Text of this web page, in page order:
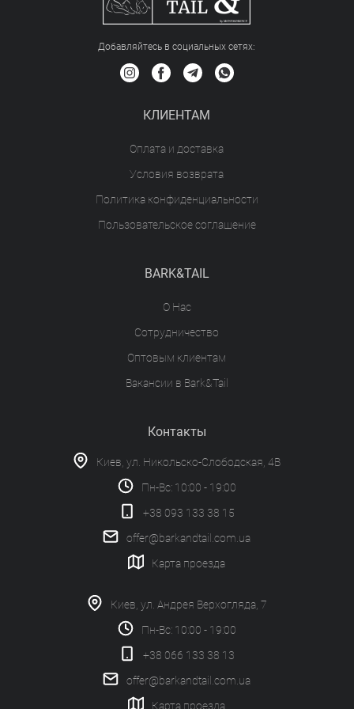
Добавляйтесь в социальных сетяx:
КЛИЕНТАМ
Оплата и доставка
Условия возврата
Политика конфиденциальности
Пользовательское соглашение
BARK&TAIL
О Нас
Сотрудничество
Оптовым клиентам
Вакансии в Bark&Tail
Контакты
Киев, ул. Никольско-Слободская, 4В
Пн-Вс: 10:00 - 19:00
+38 093 133 38 15
offer@barkandtail.com.ua
Карта проезда
Киев, ул. Андрея Верхогляда, 7
Пн-Вс: 10:00 - 19:00
+38 066 133 38 13
offer@barkandtail.com.ua
Карта проезда